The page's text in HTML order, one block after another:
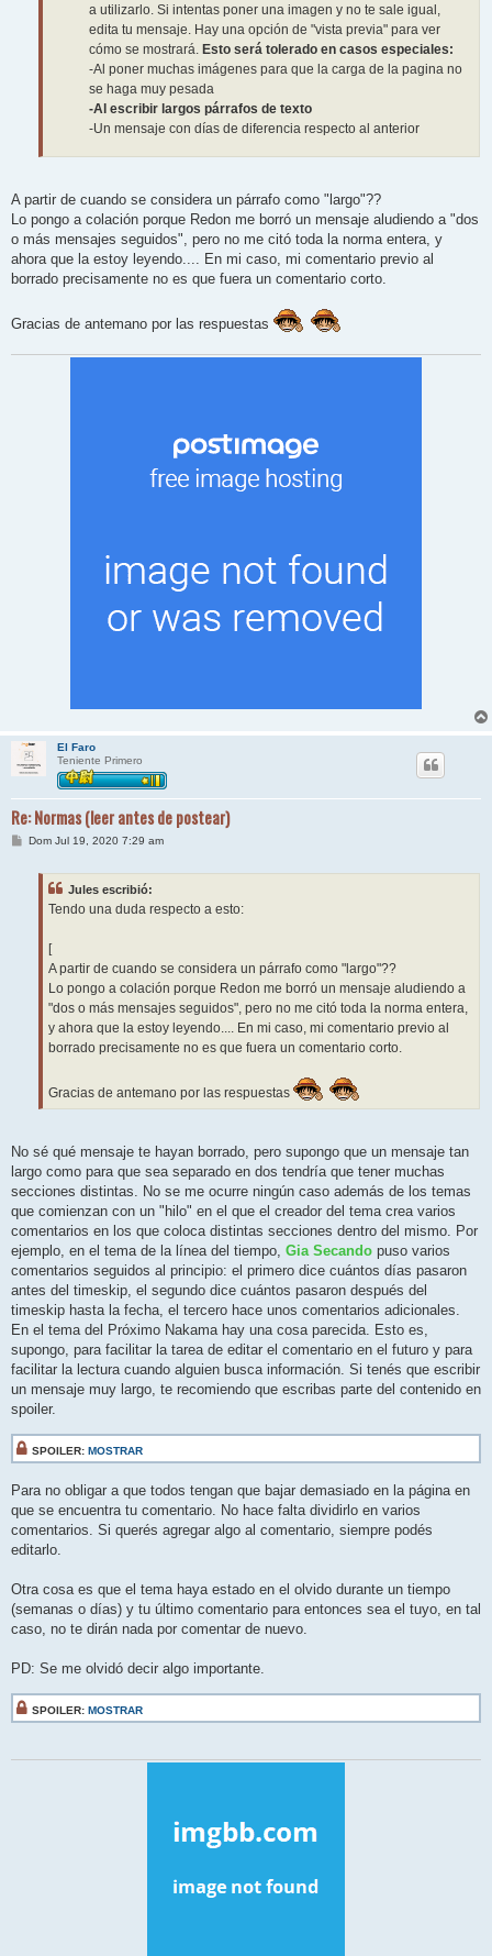
a utilizarlo. Si intentas poner una imagen y no te sale igual,
edita tu mensaje. Hay una opción de "vista previa" para ver
cómo se mostrará. Esto será tolerado en casos especiales:
-Al poner muchas imágenes para que la carga de la pagina no
se haga muy pesada
-Al escribir largos párrafos de texto
-Un mensaje con días de diferencia respecto al anterior
A partir de cuando se considera un párrafo como "largo"??
Lo pongo a colación porque Redon me borró un mensaje aludiendo a "dos
o más mensajes seguidos", pero no me citó toda la norma entera, y
ahora que la estoy leyendo.... En mi caso, mi comentario previo al
borrado precisamente no es que fuera un comentario corto.
Gracias de antemano por las respuestas
El Faro
Teniente Primero
Re: Normas (leer antes de postear)
MDom Jul 19, 2020 7:29 am
Jules escribió:
Tendo una duda respecto a esto:
[
A partir de cuando se considera un párrafo como "largo"??
Lo pongo a colación porque Redon me borró un mensaje aludiendo a
"dos o más mensajes seguidos", pero no me citó toda la norma entera,
y ahora que la estoy leyendo.... En mi caso, mi comentario previo al
borrado precisamente no es que fuera un comentario corto.
Gracias de antemano por las respuestas
No sé qué mensaje te hayan borrado, pero supongo que un mensaje tan
largo como para que sea separado en dos tendría que tener muchas
secciones distintas. No se me ocurre ningún caso además de los temas
que comienzan con un "hilo" en el que el creador del tema crea varios
comentarios en los que coloca distintas secciones dentro del mismo. Por
ejemplo, en el tema de la línea del tiempo, Gia Secando puso varios
comentarios seguidos al principio: el primero dice cuántos días pasaron
antes del timeskip, el segundo dice cuántos pasaron después del
timeskip hasta la fecha, el tercero hace unos comentarios adicionales.
En el tema del Próximo Nakama hay una cosa parecida. Esto es,
supongo, para facilitar la tarea de editar el comentario en el futuro y para
facilitar la lectura cuando alguien busca información. Si tenés que escribir
un mensaje muy largo, te recomiendo que escribas parte del contenido en
spoiler.
SPOILER: MOSTRAR
Para no obligar a que todos tengan que bajar demasiado en la página en
que se encuentra tu comentario. No hace falta dividirlo en varios
comentarios. Si querés agregar algo al comentario, siempre podés
editarlo.
Otra cosa es que el tema haya estado en el olvido durante un tiempo
(semanas o días) y tu último comentario para entonces sea el tuyo, en tal
caso, no te dirán nada por comentar de nuevo.
PD: Se me olvidó decir algo importante.
SPOILER: MOSTRAR